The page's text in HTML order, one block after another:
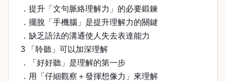
．提升「文句脈絡理解力」的必要鍛鍊
．擺脫「手機腦」是提升理解力的關鍵
．缺乏語法的溝通使人失去表達能力
3 「聆聽」可以加深理解
．「好好聽」是理解的第一步
．用「仔細觀察＋發揮想像力」來理解